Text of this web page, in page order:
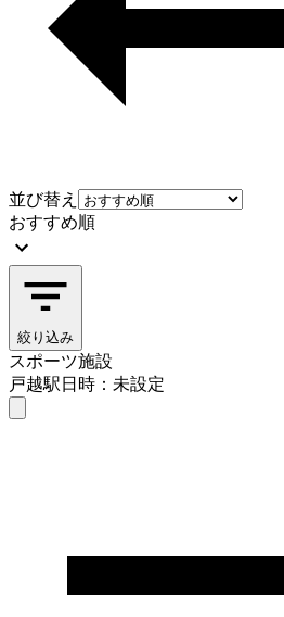
並び替え
おすすめ順
絞り込み
スポーツ施設
戸越駅日時：未設定